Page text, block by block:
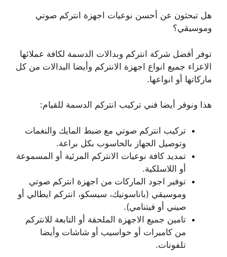
هل تبحثون عن أحسن نوعيات اجهزة انتركم صوتي
وموسيقي؟
توفر أفضل شركة انتركم وبدالات الدسمة لكافة عملائها
الاعزاء جميع انواع اجهزة الانتركم وأيضا البدالات من كل
ماركاتها أو انواعها.
هذا ونوفر أيضا فني تركيب انتركم الدسمة للقيام:
تركيب انتركم صوتي مع ضبط المايك والنغمات
وتوصيل الجهاز بالحاسوب بكل براعة.
تمديد كافة نوعيات الانتركم المرئية أو المسموعة
أو اللاسلكية.
توفير اجود الماركات من اجهزة انتركم صوتي
وموسيقي (باناسونيك، سيسكو، انتركم ايطالي أو
صيني أو فيتنامي).
تامين جميع الاجهزة الملحقة أو التابعة للانتركم
من كاميرات أو حواسيب أو شاشات وأيضا
تلفونات.